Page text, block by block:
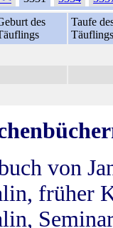
des
Taufe
Täuflings
von
früher